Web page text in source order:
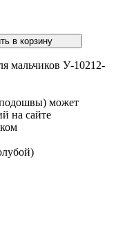
мальчиков У-10212-
может
на сайте